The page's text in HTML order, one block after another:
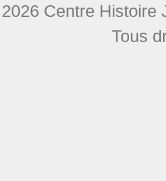
Centre Histoire
Tous